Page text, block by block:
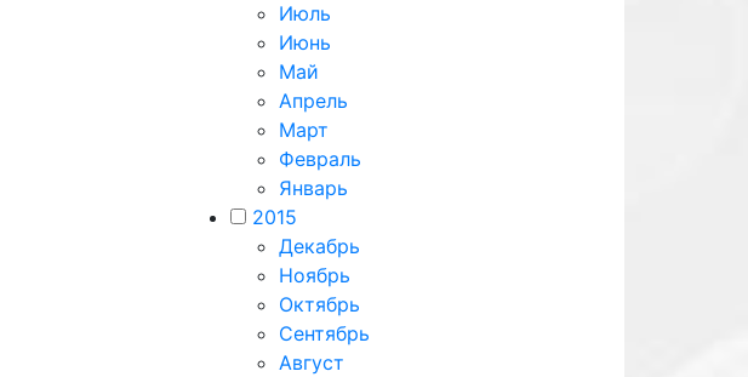
Июль
Июнь
Май
Апрель
Март
Февраль
Январь
2015
Декабрь
Ноябрь
Октябрь
Сентябрь
Август